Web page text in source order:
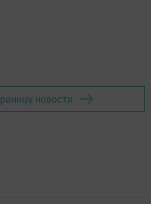
новости